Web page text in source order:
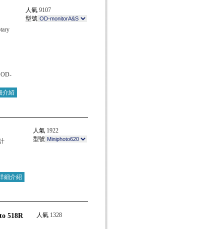
介紹
人氣 9107
型號
細介紹
人氣 1922
型號
518R 人氣 1328